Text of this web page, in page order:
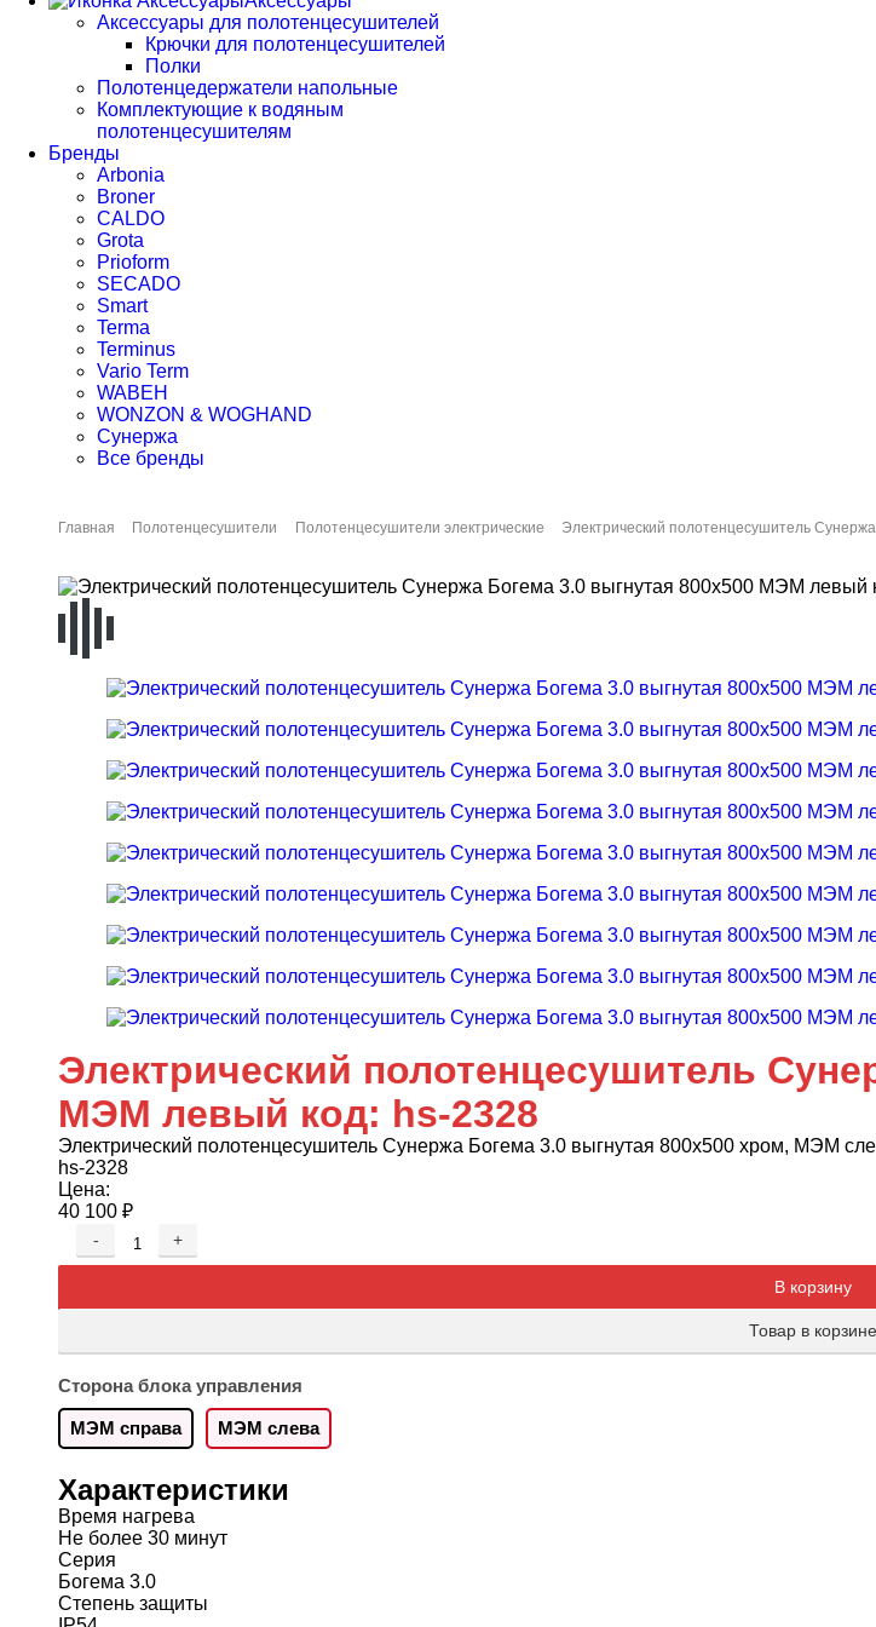
Аксессуары для полотенцесушителей
Крючки для полотенцесушителей
Полки
Полотенцедержатели напольные
Комплектующие к водяным
полотенцесушителям
Бренды
Arbonia
Broner
CALDO
Grota
Prioform
SECADO
Smart
Terma
Terminus
Vario Term
WABEH
WONZON & WOGHAND
Сунержа
Все бренды
Главная Полотенцесушители Полотенцесушители электрические Электрический полотенцесушитель
Электрический полотенцесушитель
МЭМ левый код: hs-2328
Электрический полотенцесушитель Сунержа Богема 3.0 выгнутая 800x500 хром, МЭМ
hs-2328
Цена:
40 100 ₽
- +
В корзину
Товар в корзине
Сторона блока управления
МЭМ справа МЭМ слева
Характеристики
Время нагрева
Не более 30 минут
Серия
Богема 3.0
Степень защиты